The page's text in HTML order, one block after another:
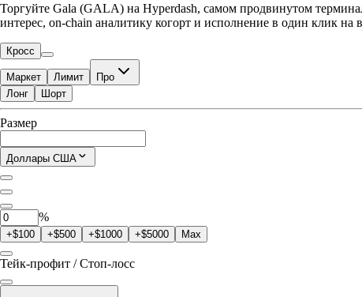
Торгуйте Gala (GALA) на Hyperdash, самом продвинутом
интерес, on-chain аналитику когорт и исполнение в один клик на
Кросс
Маркет Лимит Про
Доступно для торговли
$0.00
Текущая позиция
Лонг Шорт
Размер
Доллары США
%
+$100 +$500 +$1000 +$5000 Max
Тейк-профит / Стоп-лосс